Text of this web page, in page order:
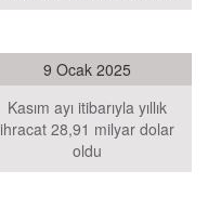
9 Ocak 2025
Kasım ayı itibarıyla yıllık
ihracat 28,91 milyar dolar
oldu